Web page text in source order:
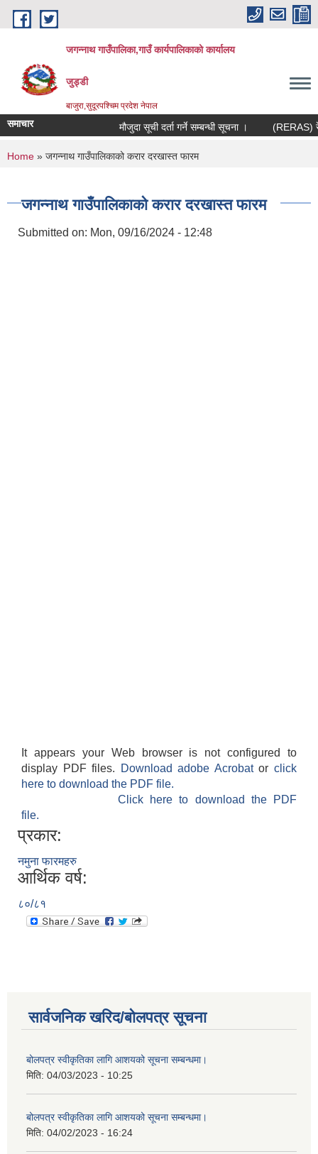
Skip to main content
जगन्नाथ गाउँपालिका,गाउँ कार्यपालिकाको कार्यालय
जुड्डी
बाजुरा,सुदूरपश्चिम प्रदेश नेपाल
समाचार मौजुदा सूची दर्ता गर्ने सम्बन्धी सूचना । (RERAS)
You are here
Home » जगन्नाथ गाउँपालिकाको करार दरखास्त फारम
जगन्नाथ गाउँपालिकाको करार दरखास्त फारम
Submitted on: Mon, 09/16/2024 - 12:48
It appears your Web browser is not configured to
display PDF files.
Download adobe Acrobatorclick
here to download the PDF file.
Click here to download the PDF
file.
प्रकार:
नमुना फारमहरु
आर्थिक वर्ष:
८०/८१
सार्वजनिक खरिद/बोलपत्र सूचना
बोलपत्र स्वीकृतिका लागि आशयको सूचना सम्बन्धमा।
मिति: 04/03/2023 - 10:25
बोलपत्र स्वीकृतिका लागि आशयको सूचना सम्बन्धमा।
मिति: 04/02/2023 - 16:24